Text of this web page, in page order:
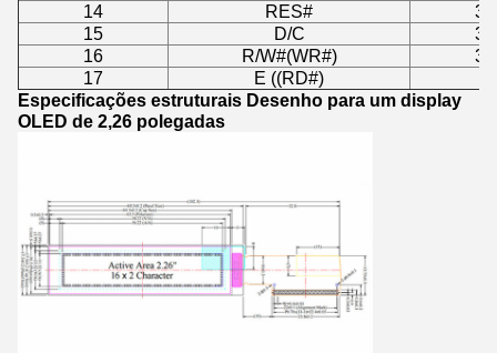
14
RES#
31
15
D/C
32
16
R/W#(WR#)
33
17
E ((RD#)
Especificações estruturais Desenho para um display
OLED de 2,26 polegadas